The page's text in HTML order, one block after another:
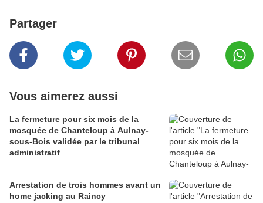
Partager
Vous aimerez aussi
La fermeture pour six mois de la
mosquée de Chanteloup à Aulnay-
sous-Bois validée par le tribunal
administratif
Arrestation de trois hommes avant un
home jacking au Raincy